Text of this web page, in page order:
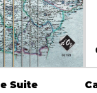
Suite